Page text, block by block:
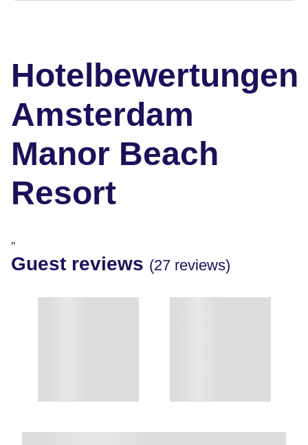
Hotelbewertungen
Amsterdam
Manor Beach
Resort
"
Guest reviews (27 reviews)